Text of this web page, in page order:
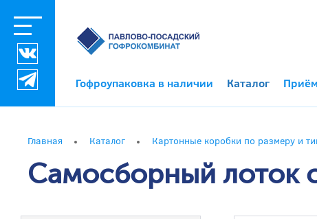
Гофроупаковка в наличии Каталог
Главная Каталог Картонные коробки по размеру и
Самосборный лоток